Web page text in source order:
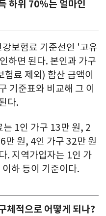
하위 70%는 얼마인
보험료 기준선인 '고유
하면 된다. 본인과 가구
료 제외) 합산 금액이
기준표와 비교해 그 이
다.
1인 가구 13만 원, 2
만 원, 4인 가구 32만 원
. 지역가입자는 1인 가
하 등이 기준이다.
체적으로 어떻게 되나?